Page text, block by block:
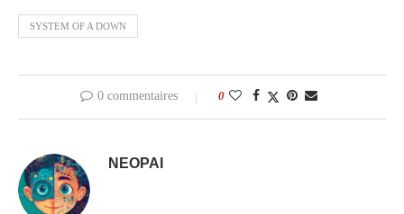
SYSTEM OF A DOWN
0 commentaires 0
NEOPAI